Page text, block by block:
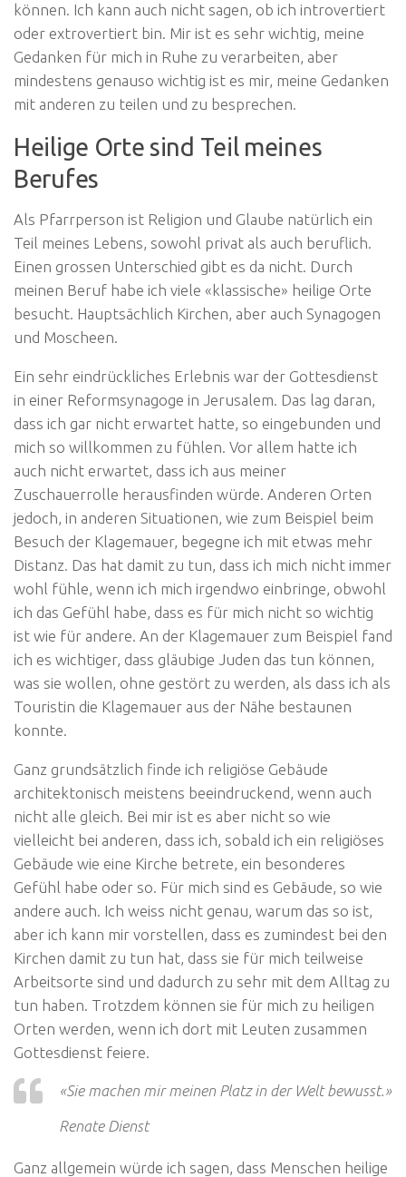
können. Ich kann auch nicht sagen, ob ich introvertiert
oder extrovertiert bin. Mir ist es sehr wichtig, meine
Gedanken für mich in Ruhe zu verarbeiten, aber
mindestens genauso wichtig ist es mir, meine Gedanken
mit anderen zu teilen und zu besprechen.
Heilige Orte sind Teil meines
Berufes
Als Pfarrperson ist Religion und Glaube natürlich ein
Teil meines Lebens, sowohl privat als auch beruflich.
Einen grossen Unterschied gibt es da nicht. Durch
meinen Beruf habe ich viele «klassische» heilige Orte
besucht. Hauptsächlich Kirchen, aber auch Synagogen
und Moscheen.
Ein sehr eindrückliches Erlebnis war der Gottesdienst
in einer Reformsynagoge in Jerusalem. Das lag daran,
dass ich gar nicht erwartet hatte, so eingebunden und
mich so willkommen zu fühlen. Vor allem hatte ich
auch nicht erwartet, dass ich aus meiner
Zuschauerrolle herausfinden würde. Anderen Orten
jedoch, in anderen Situationen, wie zum Beispiel beim
Besuch der Klagemauer, begegne ich mit etwas mehr
Distanz. Das hat damit zu tun, dass ich mich nicht immer
wohl fühle, wenn ich mich irgendwo einbringe, obwohl
ich das Gefühl habe, dass es für mich nicht so wichtig
ist wie für andere. An der Klagemauer zum Beispiel fand
ich es wichtiger, dass gläubige Juden das tun können,
was sie wollen, ohne gestört zu werden, als dass ich als
Touristin die Klagemauer aus der Nähe bestaunen
konnte.
Ganz grundsätzlich finde ich religiöse Gebäude
architektonisch meistens beeindruckend, wenn auch
nicht alle gleich. Bei mir ist es aber nicht so wie
vielleicht bei anderen, dass ich, sobald ich ein religiöses
Gebäude wie eine Kirche betrete, ein besonderes
Gefühl habe oder so. Für mich sind es Gebäude, so wie
andere auch. Ich weiss nicht genau, warum das so ist,
aber ich kann mir vorstellen, dass es zumindest bei den
Kirchen damit zu tun hat, dass sie für mich teilweise
Arbeitsorte sind und dadurch zu sehr mit dem Alltag zu
tun haben. Trotzdem können sie für mich zu heiligen
Orten werden, wenn ich dort mit Leuten zusammen
Gottesdienst feiere.
«Sie machen mir meinen Platz in der Welt bewusst.»
Renate Dienst
Ganz allgemein würde ich sagen, dass Menschen heilige